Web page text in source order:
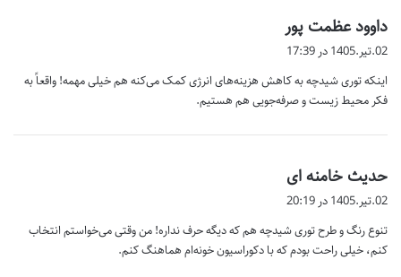
داوود عظمت پور
:
02.تیر.1405 در 17:39
اینکه توری شیدچه به کاهش هزینه‌های انرژی کمک می‌کنه هم خیلی مهمه! واقعاً به
فکر محیط زیست و صرفه‌جویی هم هستیم.
حدیث خامنه ای
:
02.تیر.1405 در 20:19
تنوع رنگ و طرح توری شیدچه هم که دیگه حرف نداره! من وقتی می‌خواستم انتخاب
کنم، خیلی راحت بودم که با دکوراسیون خونه‌ام هماهنگ کنم.